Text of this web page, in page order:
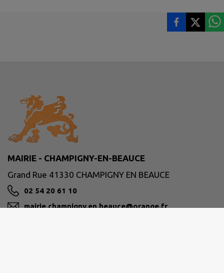
MAIRIE - CHAMPIGNY-EN-BEAUCE
Grand Rue 41330 CHAMPIGNY EN BEAUCE
02 54 20 61 10
mairie.champigny.en.beauce@orange.fr